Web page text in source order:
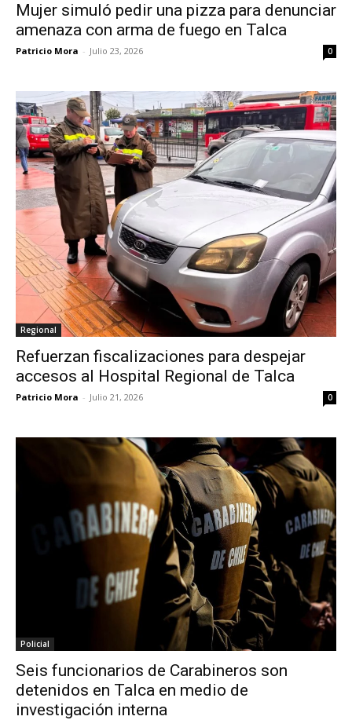
Mujer simuló pedir una pizza para denunciar
amenaza con arma de fuego en Talca
Patricio Mora - Julio 23, 2026 0
Regional
Refuerzan fiscalizaciones para despejar
accesos al Hospital Regional de Talca
Patricio Mora - Julio 21, 2026 0
Policial
Seis funcionarios de Carabineros son
detenidos en Talca en medio de
investigación interna